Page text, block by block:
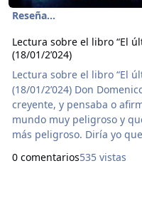
Reseña...
Lectura sobre el libro “El
(18/01/2’024)
Lectura sobre el libro “El
(18/01/2’024) Don Domenico Clericuzio era un hombre
creyente, y pensaba o
mundo muy peligroso y
más peligroso. Diría yo
intención de Dios era
0 comentarios535 vistas